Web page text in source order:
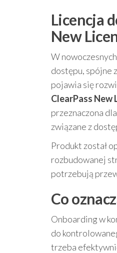
Licencja
New
W
dostępu, spójne
pojawia się
ClearPass New
przeznaczona
związane z
Produkt został
rozbudowanej
potrzebują
Co
Onboarding w
do
trzeba